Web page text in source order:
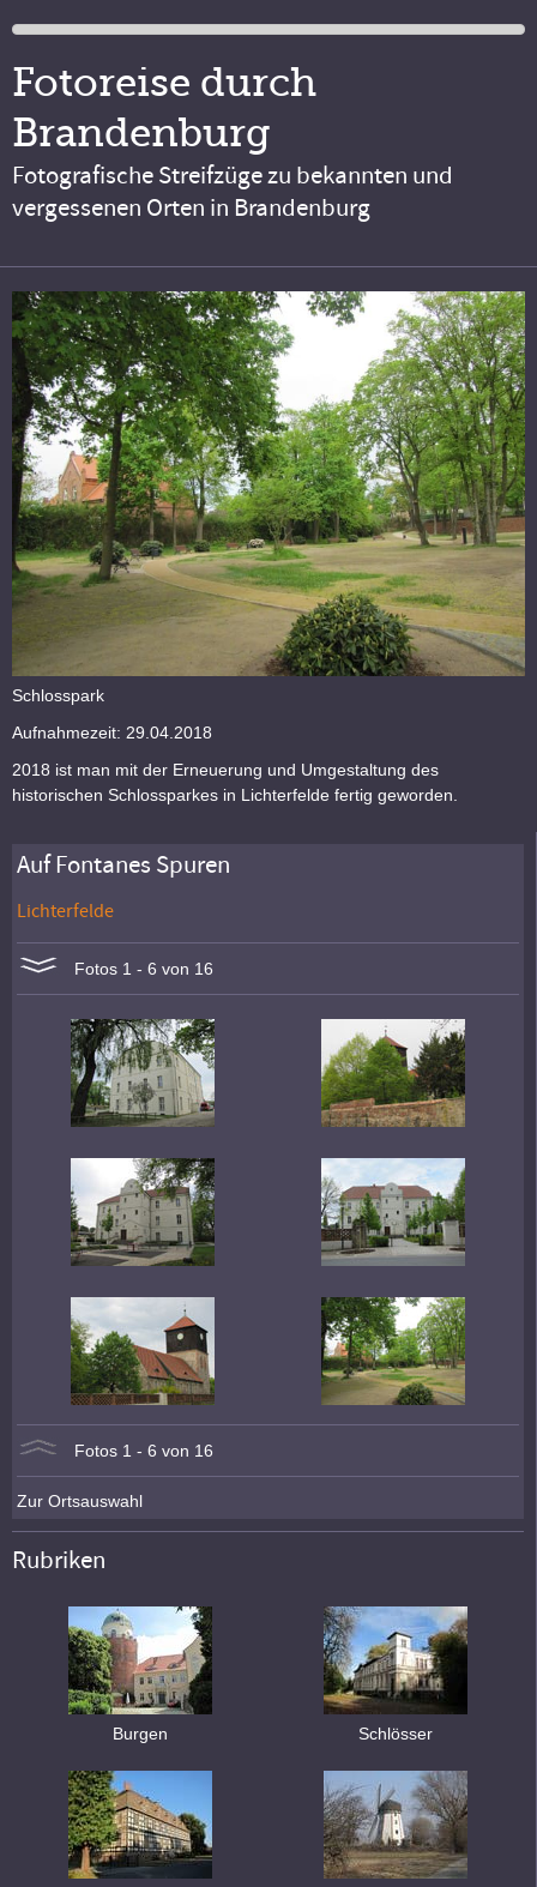
Fotoreise durch
Brandenburg
Fotografische Streifzüge zu bekannten und
vergessenen Orten in Brandenburg
Schlosspark
Aufnahmezeit: 29.04.2018
2018 ist man mit der Erneuerung und Umgestaltung des
historischen Schlossparkes in Lichterfelde fertig geworden.
Auf Fontanes Spuren
Lichterfelde
Fotos 1 - 6 von 16
Fotos 1 - 6 von 16
Zur Ortsauswahl
Rubriken
Burgen Schlösser